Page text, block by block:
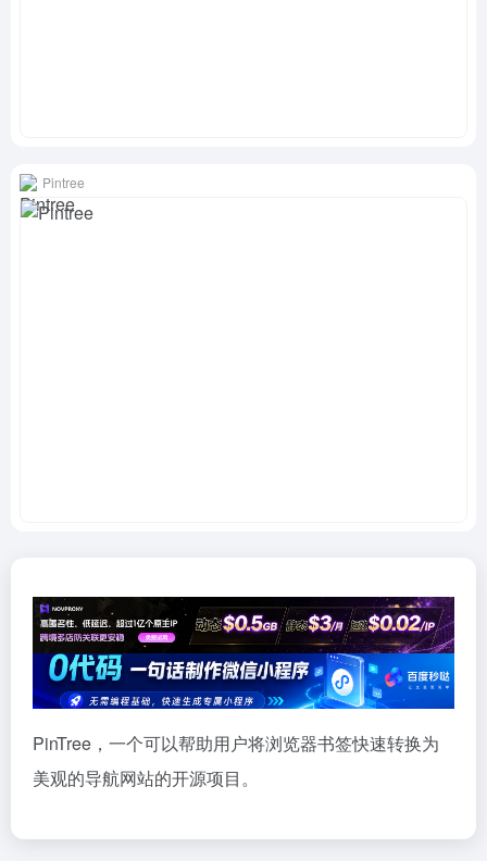
Pintree
PinTree，一个可以帮助用户将浏览器书签快速转换为
美观的导航网站的开源项目。